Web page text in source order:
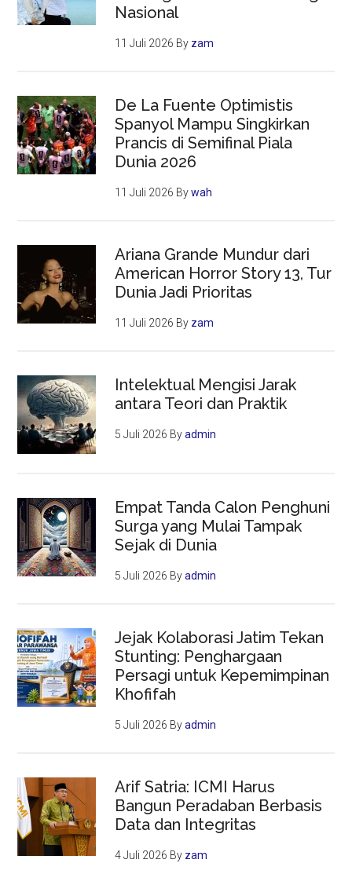
Nasional
11 Juli 2026 By zam
De La Fuente Optimistis
Spanyol Mampu Singkirkan
Prancis di Semifinal Piala
Dunia 2026
11 Juli 2026 Bywah
Ariana Grande Mundur dari
American Horror Story 13, Tur
Dunia Jadi Prioritas
11 Juli 2026 By zam
Intelektual Mengisi Jarak
antara Teori dan Praktik
5 Juli 2026 Byadmin
Empat Tanda Calon Penghuni
Surga yang Mulai Tampak
Sejak di Dunia
5 Juli 2026 Byadmin
Jejak Kolaborasi Jatim Tekan
Stunting: Penghargaan
Persagi untuk Kepemimpinan
Khofifah
5 Juli 2026 Byadmin
Arif Satria: ICMI Harus
Bangun Peradaban Berbasis
Data dan Integritas
4 Juli 2026 By zam